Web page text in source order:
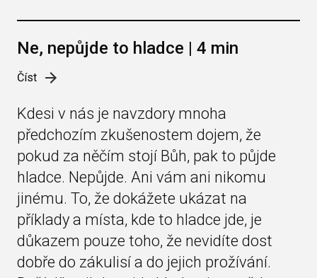
Ne, nepůjde to hladce | 4 min
Číst
Kdesi v nás je navzdory mnoha
předchozím zkušenostem dojem, že
pokud za něčím stojí Bůh, pak to půjde
hladce. Nepůjde. Ani vám ani nikomu
jinému. To, že dokážete ukázat na
příklady a místa, kde to hladce jde, je
důkazem pouze toho, že nevidíte dost
dobře do zákulisí a do jejich prožívání.